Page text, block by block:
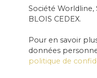
Société Worldline,
BLOIS CEDEX.
Pour en savoir
données
politique de